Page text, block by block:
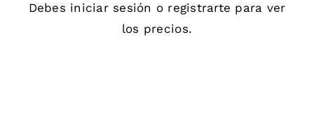
Debes iniciar sesión o registrarte para ver
los precios.